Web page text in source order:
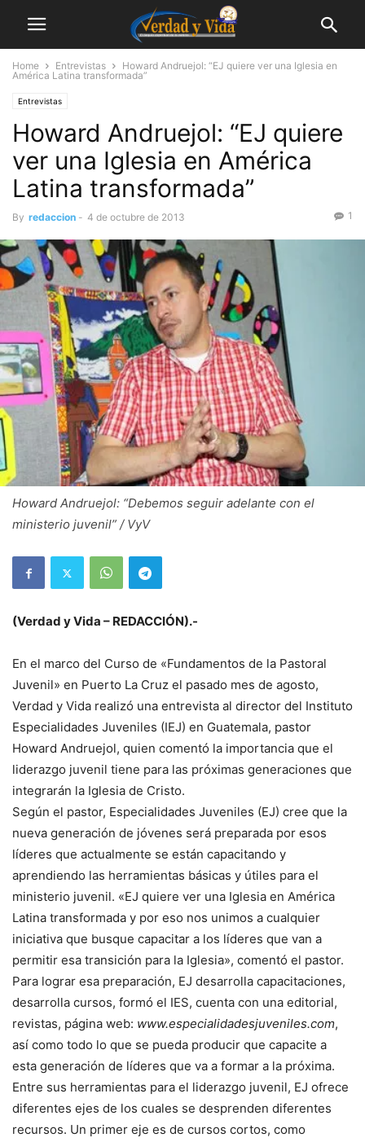
Home Entrevistas
Howard Andruejol: “EJ quiere ver una Iglesia en
América Latina transformada”
Entrevistas
Howard Andruejol: “EJ quiere
ver una Iglesia en América
Latina transformada”
By redaccion - 4 de octubre de 2013 1
Howard Andruejol: “Debemos seguir adelante con el
ministerio juvenil” / VyV
(Verdad y Vida – REDACCIÓN).-
En el marco del Curso de «Fundamentos de la Pastoral
Juvenil» en Puerto La Cruz el pasado mes de agosto,
Verdad y Vida realizó una entrevista al director del Instituto
Especialidades Juveniles (IEJ) en Guatemala, pastor
Howard Andruejol, quien comentó la importancia que el
liderazgo juvenil tiene para las próximas generaciones que
integrarán la Iglesia de Cristo.
Según el pastor, Especialidades Juveniles (EJ) cree que la
nueva generación de jóvenes será preparada por esos
líderes que actualmente se están capacitando y
aprendiendo las herramientas básicas y útiles para el
ministerio juvenil. «EJ quiere ver una Iglesia en América
Latina transformada y por eso nos unimos a cualquier
iniciativa que busque capacitar a los líderes que van a
permitir esa transición para la Iglesia», comentó el pastor.
Para lograr esa preparación, EJ desarrolla capacitaciones,
desarrolla cursos, formó el IES, cuenta con una editorial,
revistas, página web: www.especialidadesjuveniles.com,
así como todo lo que se pueda producir que capacite a
esta generación de líderes que va a formar a la próxima.
Entre sus herramientas para el liderazgo juvenil, EJ ofrece
diferentes ejes de los cuales se desprenden diferentes
recursos. Un primer eje es de cursos cortos, como